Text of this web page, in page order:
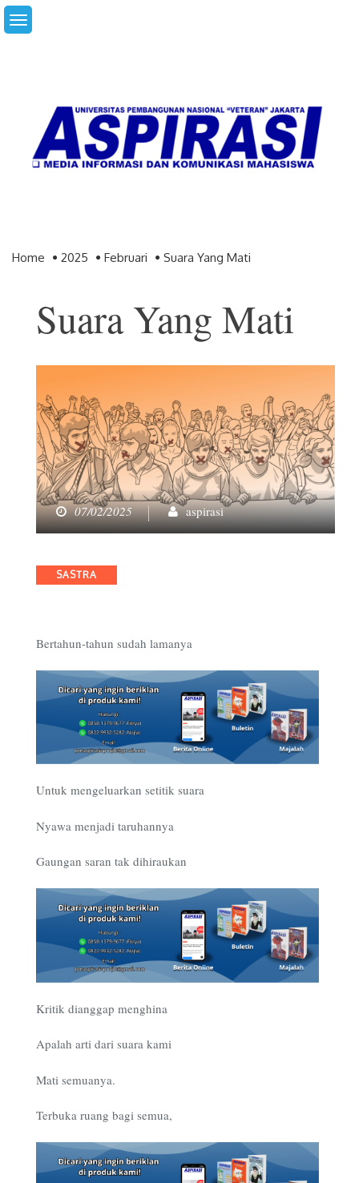
Skip
to
Home 2025 Februari Suara Yang Mati
Suara Yang Mati
07/02/2025 aspirasi
Categories
SASTRA
Bertahun-tahun sudah lamanya
Untuk mengeluarkan setitik suara
Nyawa menjadi taruhannya
Gaungan saran tak dihiraukan
Kritik dianggap menghina
Apalah arti dari suara kami
Mati semuanya.
Terbuka ruang bagi semua,